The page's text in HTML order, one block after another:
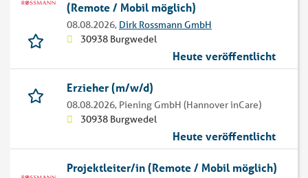
(Remote / Mobil möglich)
08.08.2026, Dirk Rossmann GmbH
30938 Burgwedel
Heute veröffentlicht
Erzieher (m/w/d)
08.08.2026, Piening GmbH (Hannover inCare)
30938 Burgwedel
Heute veröffentlicht
Projektleiter/in (Remote / Mobil möglich)